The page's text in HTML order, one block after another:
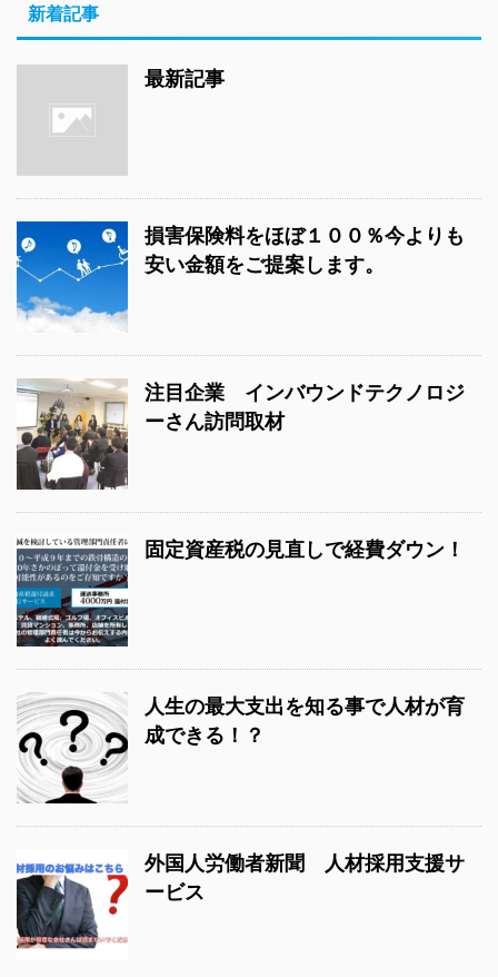
新着記事
最新記事
損害保険料をほぼ１００％今よりも
安い金額をご提案します。
注目企業 インバウンドテクノロジ
ーさん訪問取材
固定資産税の見直しで経費ダウン！
人生の最大支出を知る事で人材が育
成できる！？
外国人労働者新聞 人材採用支援サ
ービス